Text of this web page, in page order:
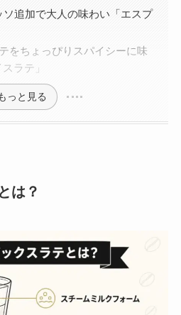
ソ追加で大人の味わい「エスプ
をちょっぴりスパイシーに味
ラテ」
っと見る
は？